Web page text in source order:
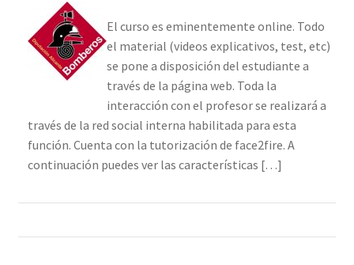
El curso es eminentemente online. Todo
el material (videos explicativos, test, etc)
se pone a disposición del estudiante a
través de la página web. Toda la
interacción con el profesor se realizará a
través de la red social interna habilitada para esta
función. Cuenta con la tutorización de face2fire. A
continuación puedes ver las características […]